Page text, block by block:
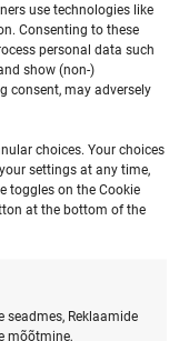
use technologies like
Consenting to these
personal data such
show (non-)
consent, may adversely
choices. Your choices
settings at any time,
toggles on the Cookie
at the bottom of the
Reklaamide
mõõtmine,
0
events,
12
0
13
0
19
0
20
0
events,
26
0
27
0
2
0
3
0
4